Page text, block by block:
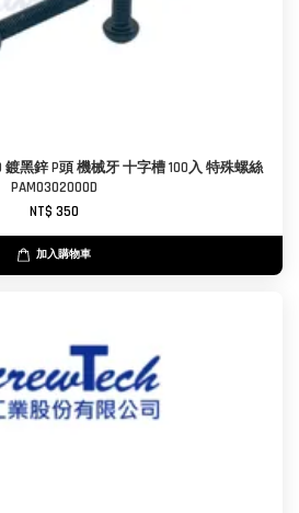
鍍黑鋅 P頭 機械牙 十字槽 100入 特殊螺絲
PAM0302000D
NT$ 350
加入購物車